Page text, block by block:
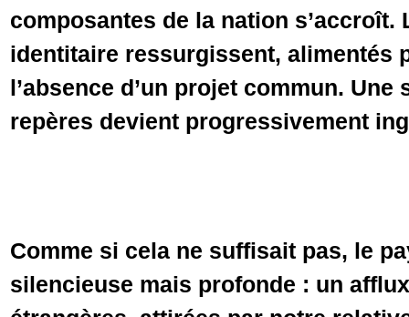
composantes de la nation s’accroît.
identitaire ressurgissent, alimentés
l’absence d’un projet commun.
repères devient progressivement
Comme si cela ne suffisait pas, le
silencieuse mais profonde : un